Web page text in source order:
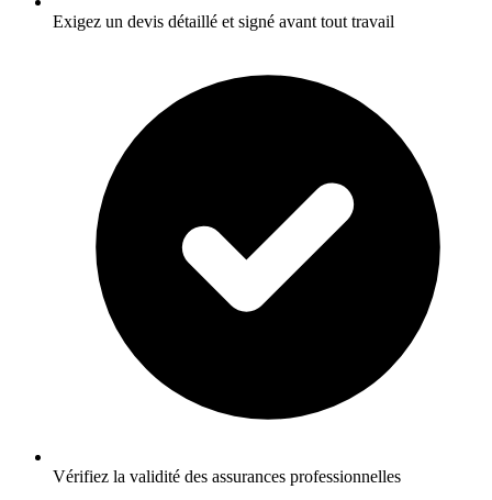
Exigez un devis détaillé et signé avant tout travail
Vérifiez la validité des assurances professionnelles